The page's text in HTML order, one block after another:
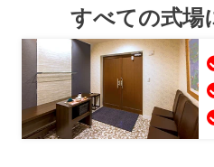
すべての式場